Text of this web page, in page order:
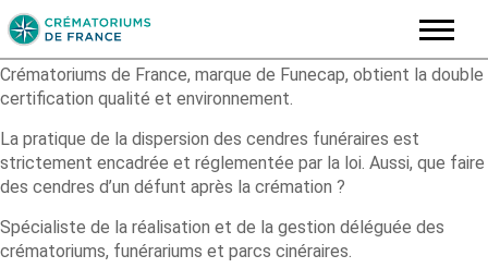
Skip
to
content
Crématoriums de France, marque de Funecap, obtient la double
certification qualité et environnement.
La pratique de la dispersion des cendres funéraires est
strictement encadrée et réglementée par la loi. Aussi, que faire
des cendres d’un défunt après la crémation ?
Spécialiste de la réalisation et de la gestion déléguée des
crématoriums, funérariums et parcs cinéraires.